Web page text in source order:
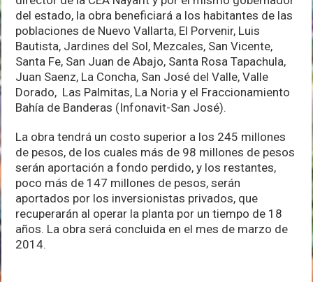
del estado, la obra beneficiará a los habitantes de las
poblaciones de Nuevo Vallarta, El Porvenir, Luis
Bautista, Jardines del Sol, Mezcales, San Vicente,
Santa Fe, San Juan de Abajo, Santa Rosa Tapachula,
Juan Saenz, La Concha, San José del Valle, Valle
Dorado, Las Palmitas, La Noria y el Fraccionamiento
Bahía de Banderas (Infonavit-San José).
La obra tendrá un costo superior a los 245 millones
de pesos, de los cuales más de 98 millones de pesos
serán aportación a fondo perdido, y los restantes,
poco más de 147 millones de pesos, serán
aportados por los inversionistas privados, que
recuperarán al operar la planta por un tiempo de 18
años. La obra será concluida en el mes de marzo de
2014.